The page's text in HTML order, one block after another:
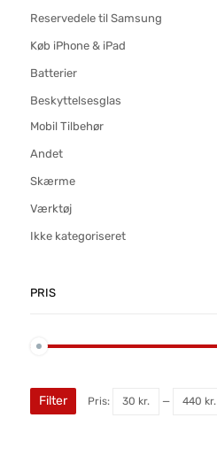
Reservedele til Samsung
Køb iPhone & iPad
Batterier
Beskyttelsesglas
Mobil Tilbehør
Andet
Skærme
Værktøj
Ikke kategoriseret
PRIS
Filter Pris: 30 kr. — 440 kr.